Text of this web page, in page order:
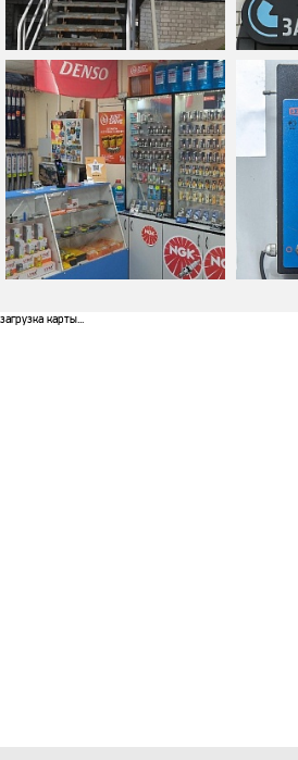
загрузка карты...